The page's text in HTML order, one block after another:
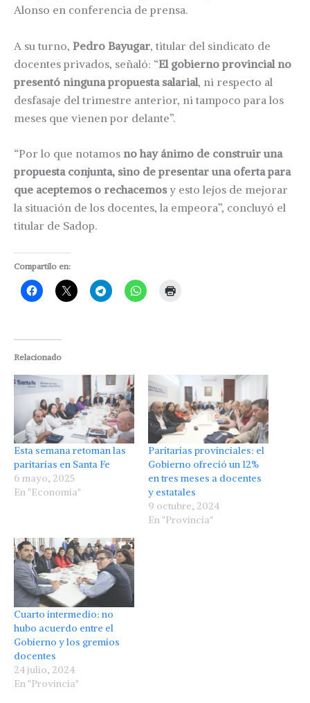
Alonso en conferencia de prensa.
A su turno, Pedro Bayugar, titular del sindicato de
docentes privados, señaló: “El gobierno provincial no
presentó ninguna propuesta salarial, ni respecto al
desfasaje del trimestre anterior, ni tampoco para los
meses que vienen por delante”.
“Por lo que notamos no hay ánimo de construir una
propuesta conjunta, sino de presentar una oferta para
que aceptemos o rechacemosy esto lejos de mejorar
la situación de los docentes, la empeora”, concluyó el
titular de Sadop.
Compartilo en:
Relacionado
Esta semana retoman las
paritarias en Santa Fe
6 mayo, 2025
En "Economía"
Paritarias provinciales: el
Gobierno ofreció un 12%
en tres meses a docentes
y estatales
9 octubre, 2024
En "Provincia"
Cuarto intermedio: no
hubo acuerdo entre el
Gobierno y los gremios
docentes
24 julio, 2024
En "Provincia"